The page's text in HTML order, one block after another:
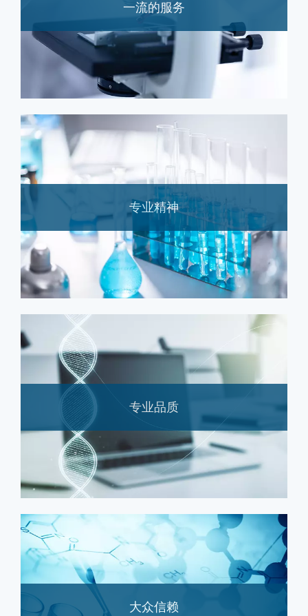
一流的服务
专业精神
专业品质
大众信赖